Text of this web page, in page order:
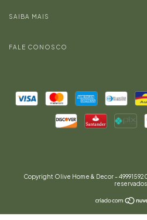
SAIBA MAIS
FALE CONOSCO
Copyright Olive Home & Decor -
reservados.